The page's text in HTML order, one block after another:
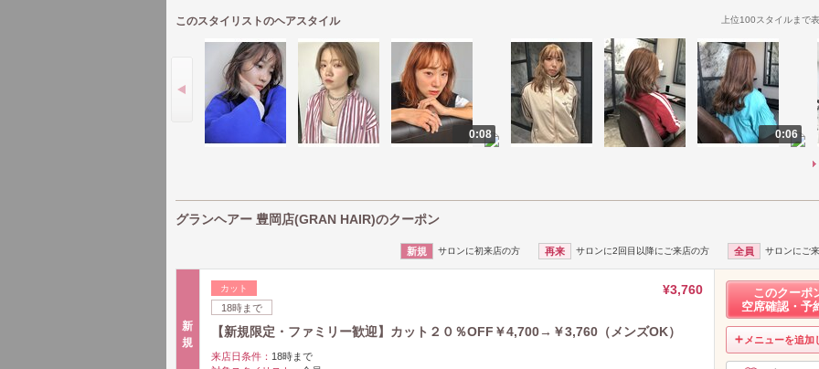
このスタイリストのヘアスタイル 上位100スタイルまで
0:08 0:06
グランヘアー 豊岡店(GRAN HAIR)のクーポン
新規 サロンに初来店の方 再来 サロンに2回目以降にご来店の方 全員 サロンにご
新
規
カット
18時まで
¥3,760
【新規限定・ファミリー歓迎】カット２０％OFF￥4,700→￥3,760（メンズOK）
来店日条件： 18時まで
このクーポ
空席確認・予
メニューを追加